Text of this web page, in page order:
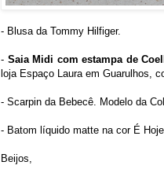
- Blusa da Tommy Hilfiger.
- Saia Midi com estampa de
loja Espaço Laura em Guarulhos,
- Scarpin da Bebecê. Modelo da
- Batom líquido matte na cor É
Beijos,